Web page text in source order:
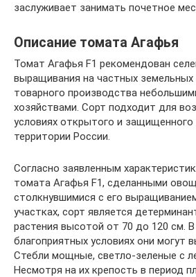
заслуживает занимать почетное
Описание томата Агафья
Томат Агафья F1 рекомендован
выращивания на частных земельных
товарного производства
хозяйствами. Сорт подходит для
условиях открытого и защищенного
территории России.
Согласно заявленным
томата Агафья F1, сделанными
столкнувшимися с его
участках, сорт является
растения высотой от 70 до 120 см. В
благоприятных условиях они могут
Стебли мощные, светло-зеленые с
Несмотря на их крепость в период